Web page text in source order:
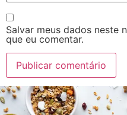
Salvar meus dados neste
que eu comentar.